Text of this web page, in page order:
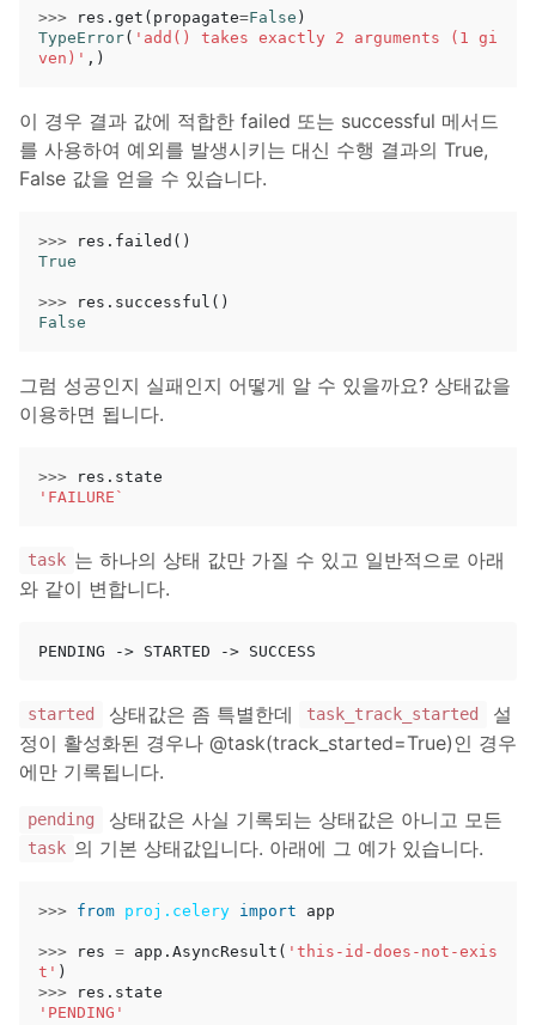
>>> res . get ( propagate=False )
TypeError( 'add() takes exactly 2 arguments (1 gi
ven)' ,)
이 경우 결과 값에 적합한 failed 또는 successful 메서드
를 사용하여 예외를 발생시키는 대신 수행 결과의 True,
False 값을 얻을 수 있습니다.
>>> res . failed ()
True
>>> res . successful ()
False
그럼 성공인지 실패인지 어떻게 알 수 있을까요? 상태값을
이용하면 됩니다.
>>> res . state
'FAILURE`
task 는 하나의 상태 값만 가질 수 있고 일반적으로 아래
와 같이 변합니다.
started 상태값은 좀 특별한데 task_track_started
설
정이 활성화된 경우나 @task(track_started=True)인 경우
에만 기록됩니다.
pending 상태값은 사실 기록되는 상태값은 아니고 모든
task 의 기본 상태값입니다. 아래에 그 예가 있습니다.
>>> from proj.celery import app
>>> res = app . AsyncResult ( 'this-id-does-not-exis
t' )
>>>
res . state
'PENDING'